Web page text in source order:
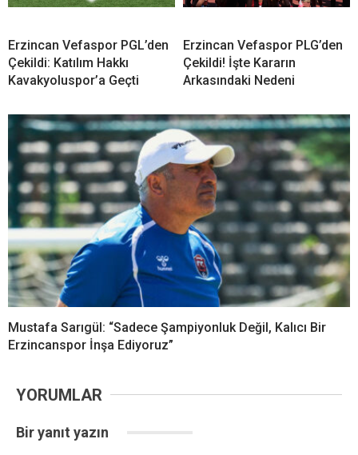
Erzincan Vefaspor PGL’den
Çekildi: Katılım Hakkı
Kavakyoluspor’a Geçti
Erzincan Vefaspor PLG’den
Çekildi! İşte Kararın
Arkasındaki Nedeni
Mustafa Sarıgül: “Sadece Şampiyonluk Değil, Kalıcı Bir
Erzincanspor İnşa Ediyoruz”
YORUMLAR
Bir yanıt yazın